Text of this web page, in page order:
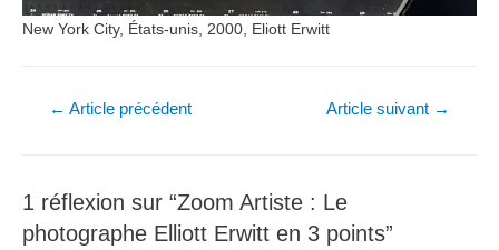
New York City, États-unis, 2000, Eliott Erwitt
Navigation
← Article précédent Article suivant →
1 réflexion sur “Zoom Artiste : Le
photographe Elliott Erwitt en 3 points”